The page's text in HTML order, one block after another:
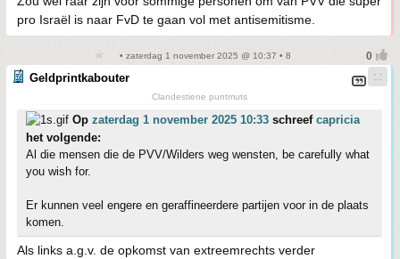
pro Israël is naar FvD te gaan vol met antisemitisme.
• zaterdag 1 november 2025 @ 10:37 • 8
Geldprintkabouter
Clandestiene puntmuts
Op zaterdag 1 november 2025 10:33 schreef capricia
het volgende:
Al die mensen die de PVV/Wilders weg wensten, be carefully what
you wish for.
Er kunnen veel engere en geraffineerdere partijen voor in de plaats
komen.
Als links a.g.v. de opkomst van extreemrechts verder